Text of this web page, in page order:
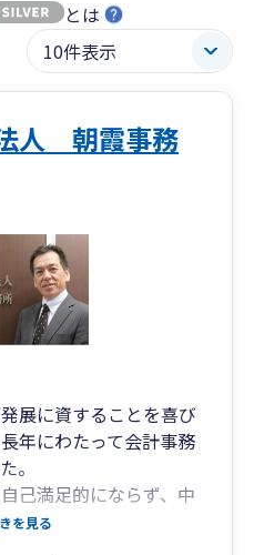
とは
人 朝霞事務
展に資することを喜び
年にわたって会計事務
。
己満足的にならず、中
すべく「会計を利用し
を見る